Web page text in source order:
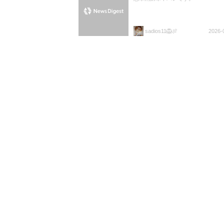
sadios11🦁🍖 2026-